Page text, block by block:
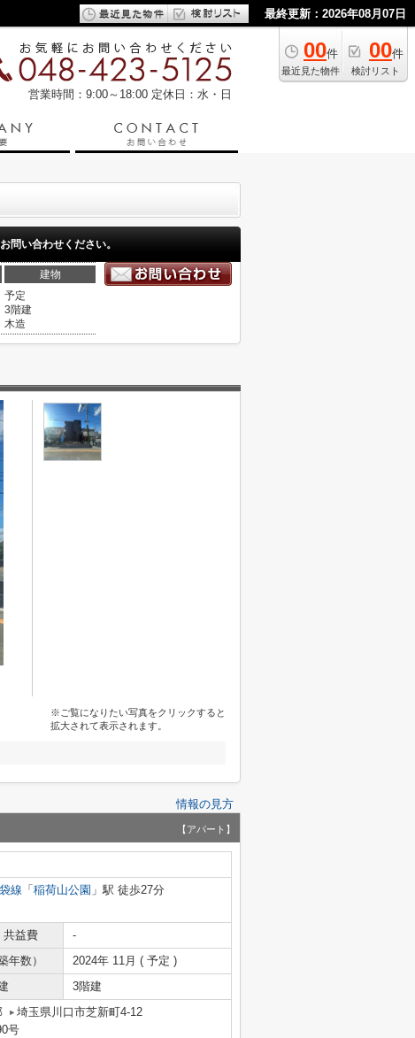
最終更新：2026年08月07日
00件
最近見た物件
00件
検討リスト
営業時間：9:00～18:00 定休日：水・日
問い合わせください。
建物
予定
3階建
木造
※ご覧になりたい写真をクリックすると
拡大されて表示されます。
情報の見方
【アパート】
線 「 稲荷山公園 」駅 徒歩27分
共益費
-
年数）
2024年 11月 ( 予定 )
3階建
埼玉県川口市芝新町4-12
号